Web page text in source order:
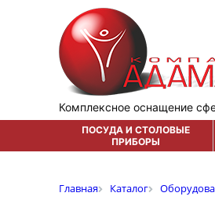
Комплексное оснащение
ПОСУДА И СТОЛОВЫЕ
ПРИБОРЫ
Главная Каталог